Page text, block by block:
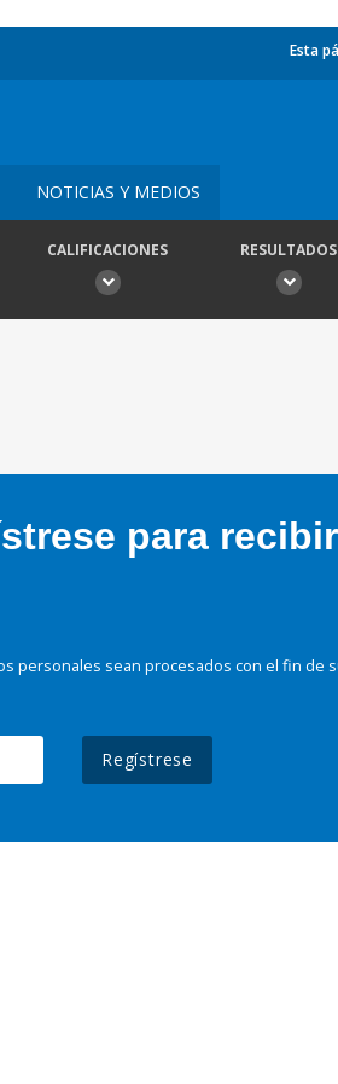
Esta
NOTICIAS Y MEDIOS
CALIFICACIONES RESULTADOS
para
personales sean procesados con el fin
Regístrese